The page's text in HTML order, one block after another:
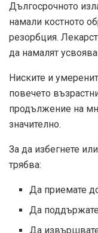
Дългосрочното
намали костното
резорбция.
да намалят
Ниските и
повечето
продължение на
значително.
За да избегнете
трябва:
Да приемате
Да
Да